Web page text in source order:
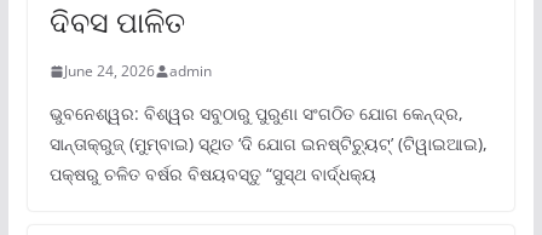
ଦିବସ ପାଳିତ
June 24, 2026 admin
ଭୁବନେଶ୍ୱର: ବିଶ୍ୱର ସବୁଠାରୁ ପୁରୁଣା ସଂଗଠିତ ଯୋଗ କେନ୍ଦ୍ର,
ସାନ୍ତାକ୍ରୁଜ୍ (ମୁମ୍ବାଇ) ସ୍ଥିତ ‘ଦି ଯୋଗ ଇନଷ୍ଟିଚ୍ୟୁଟ୍‌’ (ଟିୱାଇଆଇ),
ପକ୍ଷରୁ ଚଳିତ ବର୍ଷର ବିଷୟବସ୍ତୁ “ସୁସ୍ଥ ବାର୍ଦ୍ଧକ୍ୟ